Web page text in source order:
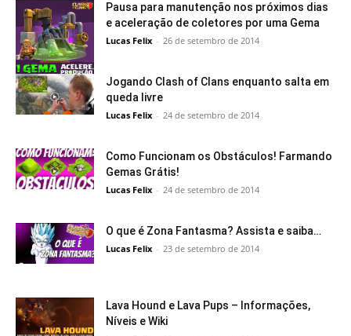
Pausa para manutenção nos próximos dias
e aceleração de coletores por uma Gema
Lucas Felix - 26 de setembro de 2014
Jogando Clash of Clans enquanto salta em
queda livre
Lucas Felix - 24 de setembro de 2014
Como Funcionam os Obstáculos! Farmando
Gemas Grátis!
Lucas Felix - 24 de setembro de 2014
O que é Zona Fantasma? Assista e saiba…
Lucas Felix - 23 de setembro de 2014
Lava Hound e Lava Pups – Informações,
Níveis e Wiki